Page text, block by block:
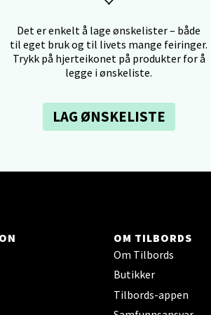
Det er enkelt å lage ønskelister – både
til eget bruk og til livets mange feiringer.
Trykk på hjerteikonet på produkter for å
legge i ønskeliste.
LAG ØNSKELISTE
OM TILBORDS
Om Tilbords
Butikker
Tilbords-appen
Åpent
Ski